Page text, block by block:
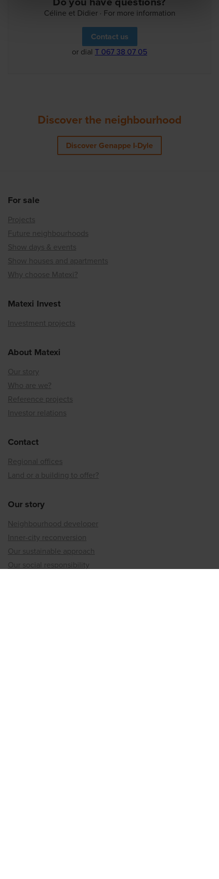
Céline et Didier · For more information
Contact us
or dial T 067 38 07 05
Discover the neighbourhood
Discover Genappe I-Dyle
For sale
Projects
Future neighbourhoods
Show days & events
Show houses and apartments
Why choose Matexi?
Matexi Invest
Investment projects
About Matexi
Our story
Who are we?
Reference projects
Investor relations
Contact
Regional offices
Land or a building to offer?
Our story
Neighbourhood developer
Inner-city reconversion
Our sustainable approach
Our social responsibility